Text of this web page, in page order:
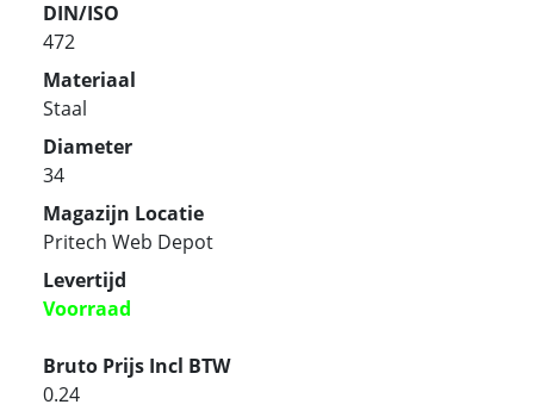
DIN/ISO
472
Materiaal
Staal
Diameter
34
Magazijn Locatie
Pritech Web Depot
Levertijd
Voorraad
Bruto Prijs Incl BTW
0.24